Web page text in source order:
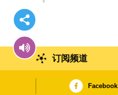
订阅频道
Facebook